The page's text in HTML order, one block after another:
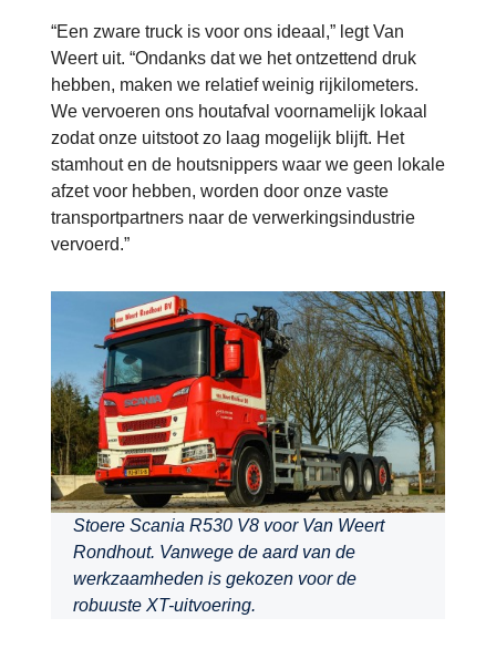
“Een zware truck is voor ons ideaal,” legt Van
Weert uit. “Ondanks dat we het ontzettend druk
hebben, maken we relatief weinig rijkilometers.
We vervoeren ons houtafval voornamelijk lokaal
zodat onze uitstoot zo laag mogelijk blijft. Het
stamhout en de houtsnippers waar we geen lokale
afzet voor hebben, worden door onze vaste
transportpartners naar de verwerkingsindustrie
vervoerd.”
Stoere Scania R530 V8 voor Van Weert
Rondhout. Vanwege de aard van de
werkzaamheden is gekozen voor de
robuuste XT-uitvoering.